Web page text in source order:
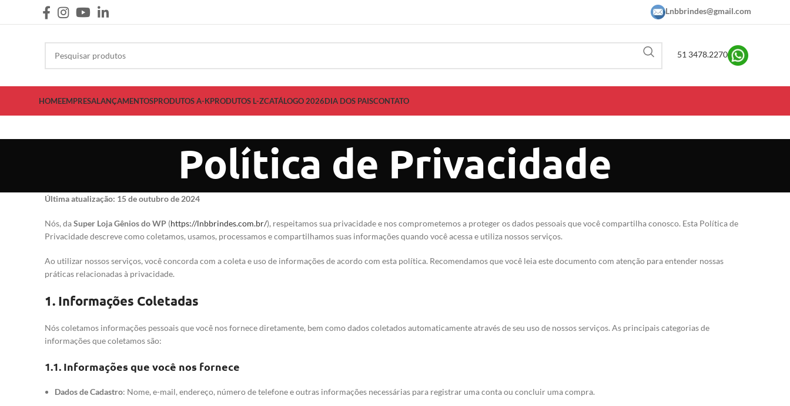
Lnbbrindes@gmail.com
51 3478.2270
HOMEEMPRESALANÇAMENTOSPRODUTOS A-KPRODUTOS L-ZCATÁLOGO 2026DIA DOS PAISCONTATO
Política de Privacidade
Última atualização: 15 de outubro de 2024
Nós, daSuper Loja Gênios do WP (https://lnbbrindes.com.br/), respeitamos sua privacidade e nos comprometemos a proteger os dados pessoais que você compartilha conosco. Esta Política de
Privacidade descreve como coletamos, usamos, processamos e compartilhamos suas informações quando você acessa e utiliza nossos serviços.
Ao utilizar nossos serviços, você concorda com a coleta e uso de informações de acordo com esta política. Recomendamos que você leia este documento com atenção para entender nossas
práticas relacionadas à privacidade.
1. Informações Coletadas
Nós coletamos informações pessoais que você nos fornece diretamente, bem como dados coletados automaticamente através de seu uso de nossos serviços. As principais categorias de
informações que coletamos são:
1.1. Informações que você nos fornece
Dados de Cadastro: Nome, e-mail, endereço, número de telefone e outras informações necessárias para registrar uma conta ou concluir uma compra.